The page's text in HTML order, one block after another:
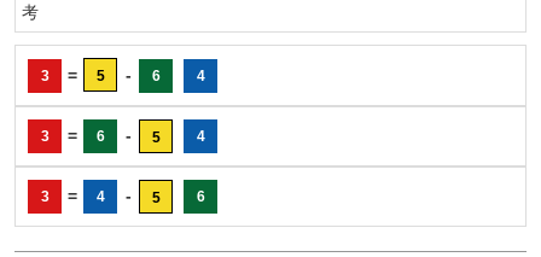
考
3 = 5 - 6 4
3 = 6 - 5 4
3 = 4 - 5 6